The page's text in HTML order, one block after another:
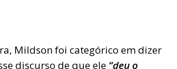
Mildson foi categórico em dizer
discurso de que ele “deu o